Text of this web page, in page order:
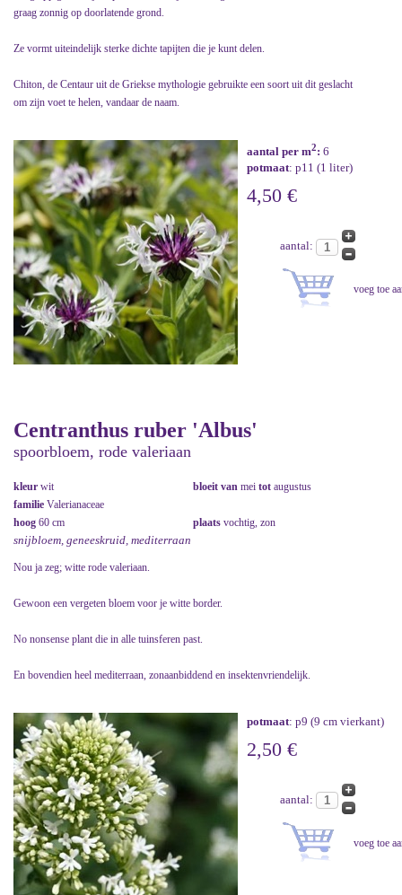
graag zonnig op doorlatende grond.
Ze vormt uiteindelijk sterke dichte tapijten die je kunt delen.
Chiton, de Centaur uit de Griekse mythologie gebruikte een soort uit dit geslacht
om zijn voet te helen, vandaar de naam.
aantal per m2: 6
potmaat: p11 (1 liter)
4,50 €
aantal:
Centranthus ruber 'Albus'
spoorbloem, rode valeriaan
kleur wit bloeit van mei tot augustus
familie Valerianaceae
hoog 60 cm plaats vochtig, zon
snijbloem, geneeskruid, mediterraan
Nou ja zeg; witte rode valeriaan.
Gewoon een vergeten bloem voor je witte border.
No nonsense plant die in alle tuinsferen past.
En bovendien heel mediterraan, zonaanbiddend en insektenvriendelijk.
potmaat: p9 (9 cm vierkant)
2,50 €
aantal: